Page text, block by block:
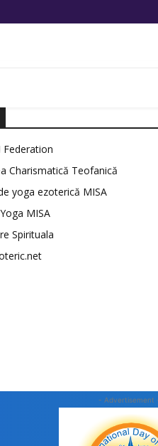
Federation
Charismatică Teofanică
yoga ezoterică MISA
MISA
Spirituala
- Advertisement